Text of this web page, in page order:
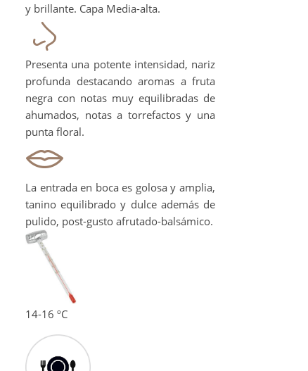
y brillante. Capa Media-alta.
Presenta una potente intensidad, nariz
profunda destacando aromas a fruta
negra con notas muy equilibradas de
ahumados, notas a torrefactos y una
punta floral.
La entrada en boca es golosa y amplia,
tanino equilibrado y dulce además de
pulido, post-gusto afrutado-balsámico.
14-16 ºC